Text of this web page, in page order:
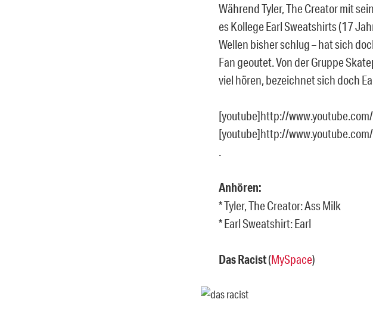
Während Tyler, The Creator mit
es Kollege Earl Sweatshirts (17
Wellen bisher schlug – hat sich
Fan geoutet. Von der Gruppe
viel hören, bezeichnet sich doch
[youtube]http://
[youtube]http://
.
Anhören:
* Tyler, The Creator: Ass Milk
* Earl Sweatshirt: Earl
Das Racist(MySpace)